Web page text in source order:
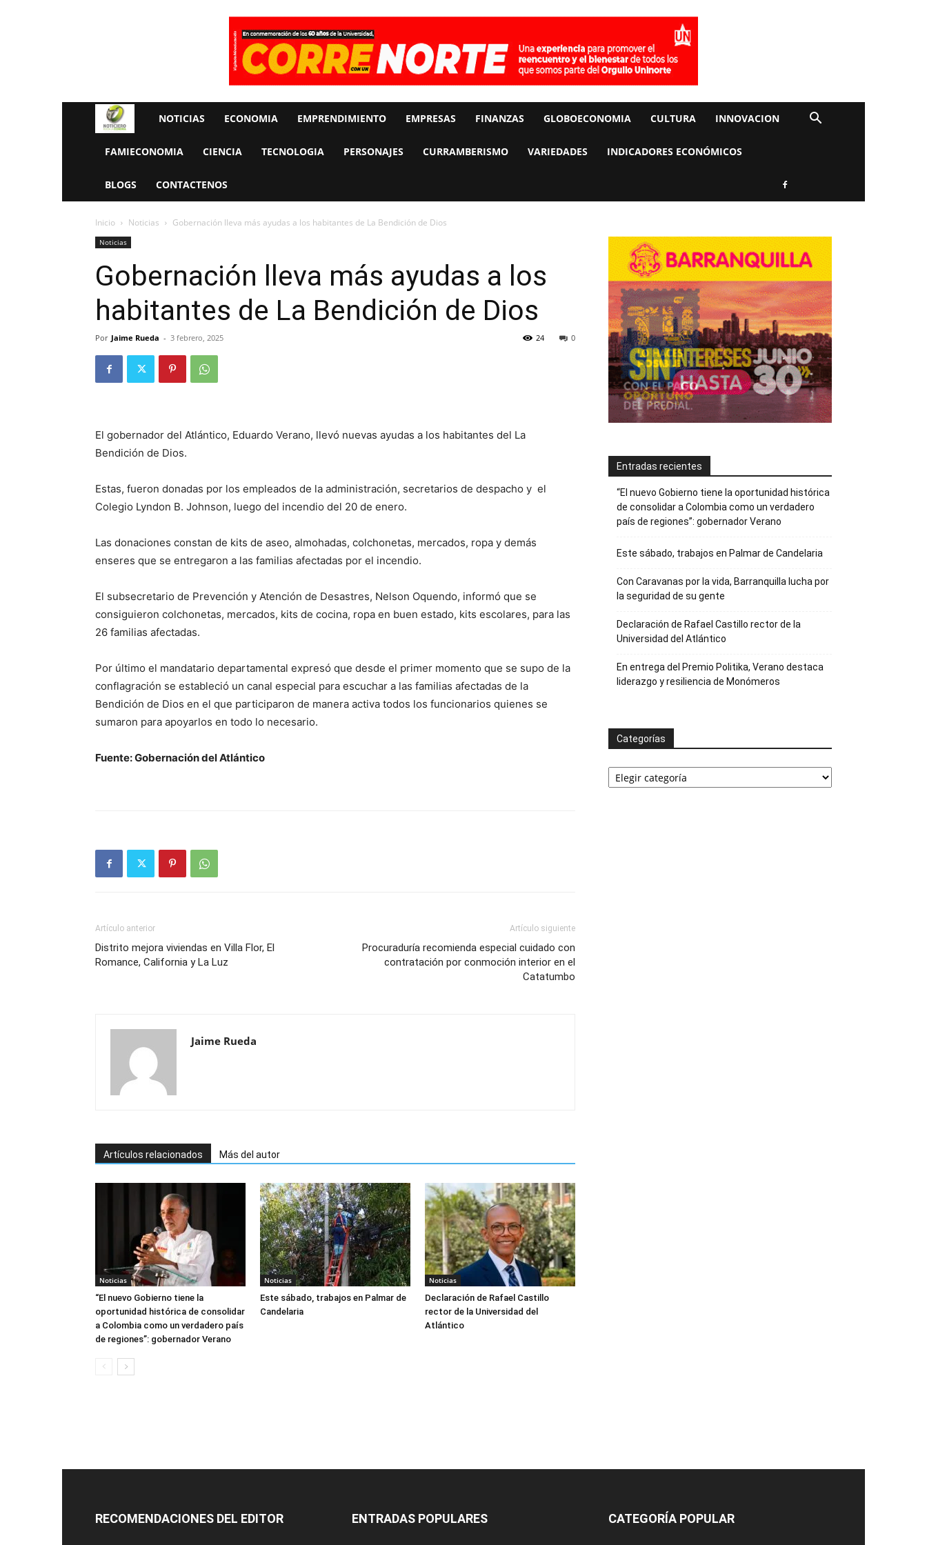
Rueda
La
Economia
NOTICIAS ECONOMIA EMPRENDIMIENTO EMPRESAS FINANZAS GLOBOECONOMIA CULTURA INNOVACION
FAMIECONOMIA CIENCIA TECNOLOGIA PERSONAJES CURRAMBERISMO VARIEDADES INDICADORES ECONÓMICOS
BLOGS CONTACTENOS
Inicio Noticias Gobernación lleva más ayudas a los habitantes de La Bendición de Dios
Noticias
Gobernación lleva más ayudas a los
habitantes de La Bendición de Dios
Por Jaime Rueda - 3 febrero, 2025 0
24
El gobernador del Atlántico, Eduardo Verano, llevó nuevas ayudas a los habitantes del La
Bendición de Dios.
Estas, fueron donadas por los empleados de la administración, secretarios de despacho y el
Colegio Lyndon B. Johnson, luego del incendio del 20 de enero.
Las donaciones constan de kits de aseo, almohadas, colchonetas, mercados, ropa y demás
enseres que se entregaron a las familias afectadas por el incendio.
El subsecretario de Prevención y Atención de Desastres, Nelson Oquendo, informó que se
consiguieron colchonetas, mercados, kits de cocina, ropa en buen estado, kits escolares, para las
26 familias afectadas.
Por último el mandatario departamental expresó que desde el primer momento que se supo de la
conflagración se estableció un canal especial para escuchar a las familias afectadas de la
Bendición de Dios en el que participaron de manera activa todos los funcionarios quienes se
sumaron para apoyarlos en todo lo necesario.
Fuente: Gobernación del Atlántico
Artículo anterior
Distrito mejora viviendas en Villa Flor, El
Romance, California y La Luz
Artículo siguiente
Procuraduría recomienda especial cuidado con
contratación por conmoción interior en el
Catatumbo
Jaime Rueda
Artículos relacionados Más del autor
Noticias
“El nuevo Gobierno tiene la
oportunidad histórica de consolidar
a Colombia como un verdadero país
de regiones”: gobernador Verano
Noticias
Este sábado, trabajos en Palmar de
Candelaria
Noticias
Declaración de Rafael Castillo
rector de la Universidad del
Atlántico
Entradas recientes
“El nuevo Gobierno tiene la oportunidad histórica
de consolidar a Colombia como un verdadero
país de regiones”: gobernador Verano
Este sábado, trabajos en Palmar de Candelaria
Con Caravanas por la vida, Barranquilla lucha por
la seguridad de su gente
Declaración de Rafael Castillo rector de la
Universidad del Atlántico
En entrega del Premio Politika, Verano destaca
liderazgo y resiliencia de Monómeros
Categorías
Categorías
RECOMENDACIONES DEL EDITOR ENTRADAS POPULARES CATEGORÍA POPULAR